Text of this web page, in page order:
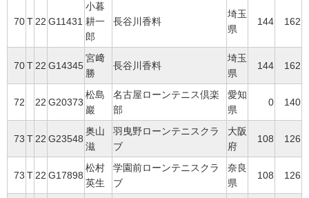
70T 22 G11431
小暮
耕一
郎
長谷川香料
埼玉
県
144 162
70T 22 G14345
宮﨑
勝
長谷川香料
埼玉
県
144 162
72 22 G20373
松島
巖
名古屋ローンテニス倶楽
部
愛知
県
0 140
73 T 22 G23548
奥山
滋
羽曳野ローンテニスクラ
ブ
大阪
府
108 126
73 T 22 G17898
松村
英生
学園前ローンテニスクラ
ブ
奈良
県
108 126